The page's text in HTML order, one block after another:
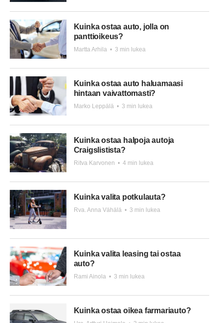
Kuinka ostaa auto, jolla on
panttioikeus?
Martta Arhila • 3 min lukea
Kuinka ostaa auto haluamaasi
hintaan vaivattomasti?
Marko Leppälä • 3 min lukea
Kuinka ostaa halpoja autoja
Craigslistista?
Ritva Karvonen • 4 min lukea
Kuinka valita potkulauta?
Rva. Anna Vähälä • 3 min lukea
Kuinka valita leasing tai ostaa
auto?
Rami Ainola • 3 min lukea
Kuinka ostaa oikea farmariauto?